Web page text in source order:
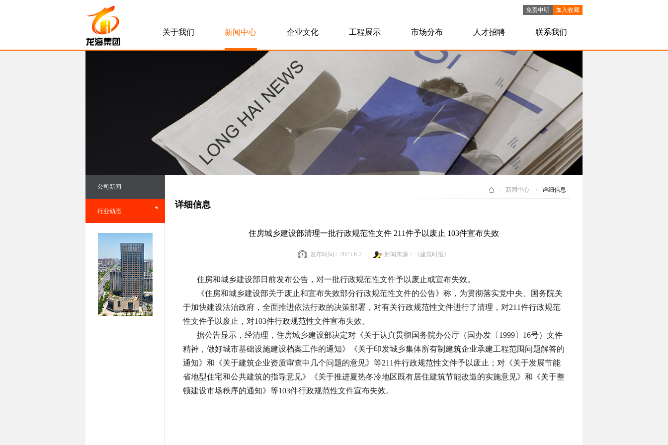
加入收藏
免责申明
关于我们 新闻中心 企业文化 工程展示 市场分布 人才招聘 联系我们
公司新闻
行业动态
详细信息
新闻中心
详细信息
住房城乡建设部清理一批行政规范性文件 211件予以废止 103件宣布失效
发布时间：2023-6-2 新闻来源：《建筑时报》
住房和城乡建设部日前发布公告，对一批行政规范性文件予以废止或宣布失效。
《住房和城乡建设部关于废止和宣布失效部分行政规范性文件的公告》称，为贯彻落实党中央、国务院关
于加快建设法治政府，全面推进依法行政的决策部署，对有关行政规范性文件进行了清理，对211件行政规范
性文件予以废止，对103件行政规范性文件宣布失效。
据公告显示，经清理，住房城乡建设部决定对《关于认真贯彻国务院办公厅（国办发〔 1999〕 16号）文件
精神，做好城市基础设施建设档案工作的通知》《关于印发城乡集体所有制建筑企业承建工程范围问题解答的
通知》和《关于建筑企业资质审查中几个问题的意见》等211件行政规范性文件予以废止；对《关于发展节能
省地型住宅和公共建筑的指导意见》《关于推进夏热冬冷地区既有居住建筑节能改造的实施意见》和《关于整
顿建设市场秩序的通知》等103件行政规范性文件宣布失效。